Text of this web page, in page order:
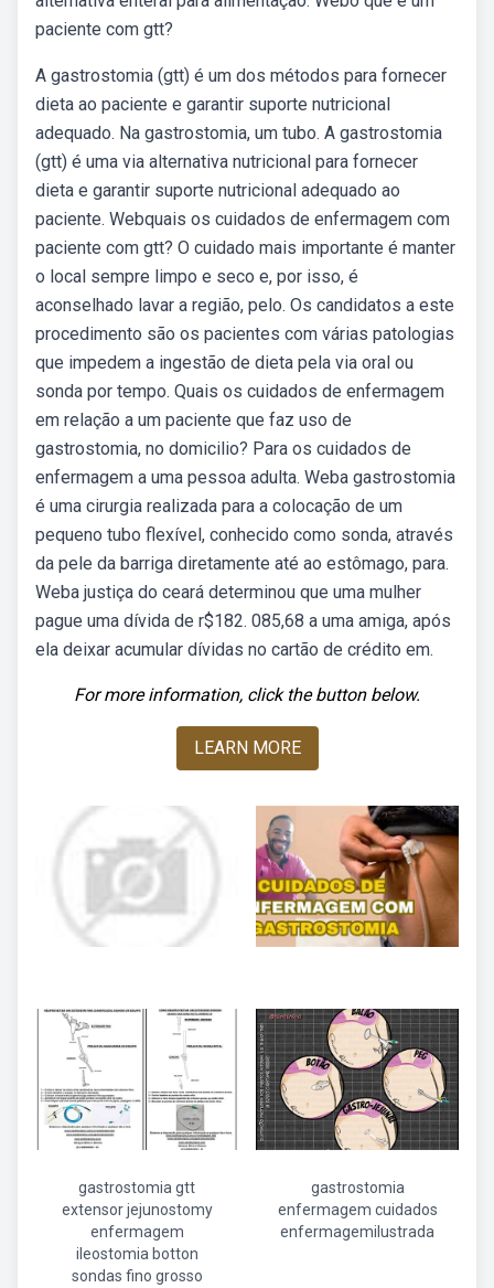
paciente com gtt?
A gastrostomia (gtt) é um dos métodos para fornecer
dieta ao paciente e garantir suporte nutricional
adequado. Na gastrostomia, um tubo. A gastrostomia
(gtt) é uma via alternativa nutricional para fornecer
dieta e garantir suporte nutricional adequado ao
paciente. Webquais os cuidados de enfermagem com
paciente com gtt? O cuidado mais importante é manter
o local sempre limpo e seco e, por isso, é
aconselhado lavar a região, pelo. Os candidatos a este
procedimento são os pacientes com várias patologias
que impedem a ingestão de dieta pela via oral ou
sonda por tempo. Quais os cuidados de enfermagem
em relação a um paciente que faz uso de
gastrostomia, no domicilio? Para os cuidados de
enfermagem a uma pessoa adulta. Weba gastrostomia
é uma cirurgia realizada para a colocação de um
pequeno tubo flexível, conhecido como sonda, através
da pele da barriga diretamente até ao estômago, para.
Weba justiça do ceará determinou que uma mulher
pague uma dívida de r$182. 085,68 a uma amiga, após
ela deixar acumular dívidas no cartão de crédito em.
For more information, click the button below.
LEARN MORE
gastrostomia gtt
extensor jejunostomy
enfermagem
ileostomia botton
sondas fino grosso
gastrostomia
enfermagem cuidados
enfermagemilustrada